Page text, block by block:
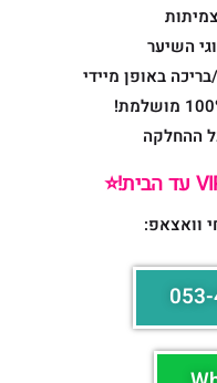
השיער
באופן מיידי
ההחלקה
וואצאפ: